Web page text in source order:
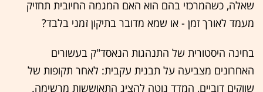
שאלה, כשהמרכזי בהם הוא האם המגמה החיובית תחזיק
מעמד לאורך זמן - או שמא מדובר בתיקון זמני בלבד?
בחינה היסטורית של התנהגות הנאסד"ק בעשורים
האחרונים מצביעה על תבנית עקבית: לאחר תקופות של
שווקים דוביים, המדד נוטה להציג התאוששות מרשימה.